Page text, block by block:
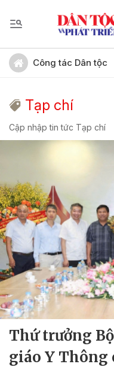
Công tác Dân tộc
Tạp chí
Cập nhập tin tức Tạp chí
Thứ trưởng
giáo Y Thông